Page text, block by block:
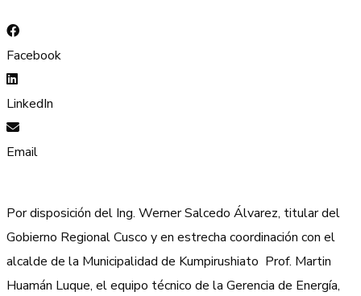
Facebook
LinkedIn
Email
Por disposición del Ing. Werner Salcedo Álvarez, titular del
Gobierno Regional Cusco y en estrecha coordinación con el
alcalde de la Municipalidad de Kumpirushiato Prof. Martin
Huamán Luque, el equipo técnico de la Gerencia de Energía,